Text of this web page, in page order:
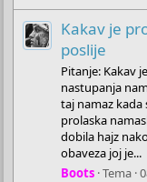
Kakav je
poslije
Pitanje: Kakav
nastupanja
taj namaz kada
prolaska
dobila hajz
obaveza joj je...
Boots Tema